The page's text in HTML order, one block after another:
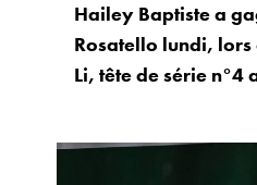
Hailey Baptiste a
Rosatello lundi, lors
Li, tête de série n°4